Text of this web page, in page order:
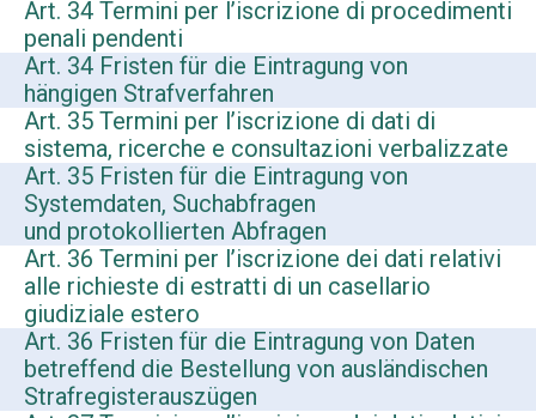
Art. 34 Termini per l’iscrizione di procedimenti
penali pendenti
Art. 34 Fristen für die Eintragung von
hängigen Strafverfahren
Art. 35 Termini per l’iscrizione di dati di
sistema, ricerche e consultazioni verbalizzate
Art. 35 Fristen für die Eintragung von
Systemdaten, Suchabfragen
und protokollierten Abfragen
Art. 36 Termini per l’iscrizione dei dati relativi
alle richieste di estratti di un casellario
giudiziale estero
Art. 36 Fristen für die Eintragung von Daten
betreffend die Bestellung von ausländischen
Strafregisterauszügen